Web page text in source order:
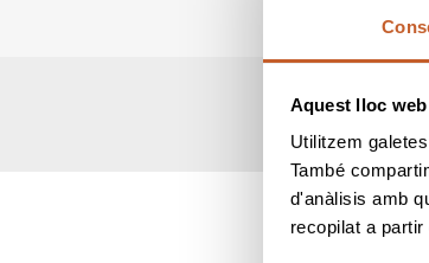
Aquest lloc
Utilitzem
També
d'anàlisis amb
recopilat a